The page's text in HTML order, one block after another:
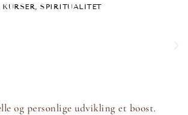
KURSER,SPIRITUALITET
og personlige udvikling et boost.